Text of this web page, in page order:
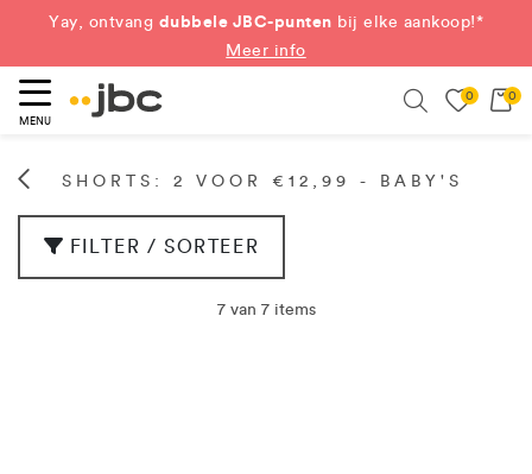
Yay, ontvang dubbele JBC-punten bij elke aankoop!*
Meer info
MENU
0 0
SHORTS: 2 VOOR €12,99 - BABY'S
FILTER / SORTEER
7 van 7 items